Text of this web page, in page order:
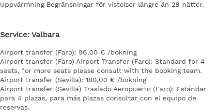
Uppvärmning Begränsningar för vistelser längre än 28 nätter.
Service: Valbara
Airport transfer (Faro): 96,00 € /bokning
Airport transfer (Faro) Airport Transfer (Faro): Standard for 4
seats, for more seats please consult with the booking team.
Airport transfer (Sevilla): 180,00 € /bokning
Airport transfer (Sevilla) Traslado Aeropuerto (Faro): Estándar
para 4 plazas, para más plazas consultar con el equipo de
reservas.